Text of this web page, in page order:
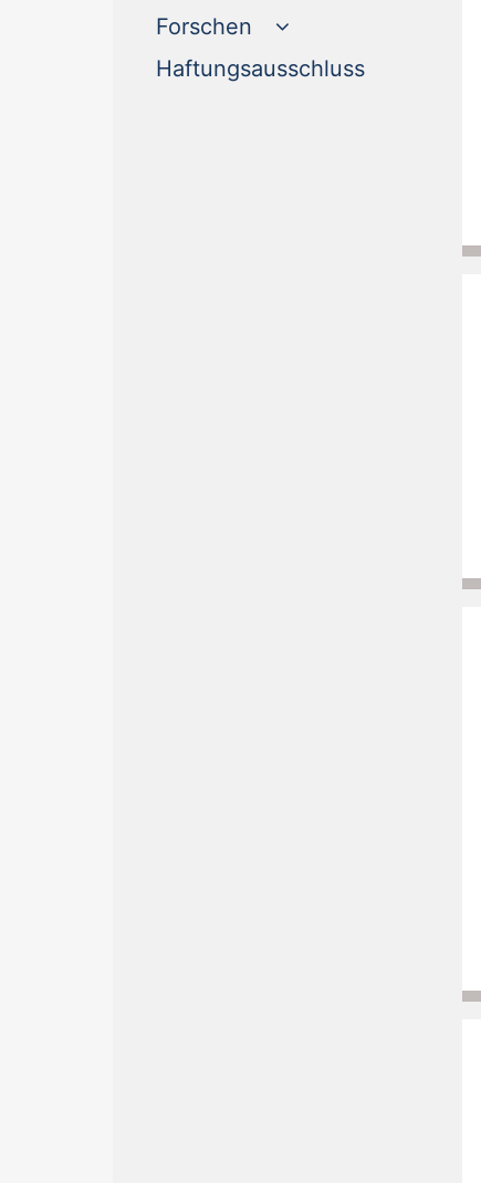
Forschen
Haftungsausschluss(current)